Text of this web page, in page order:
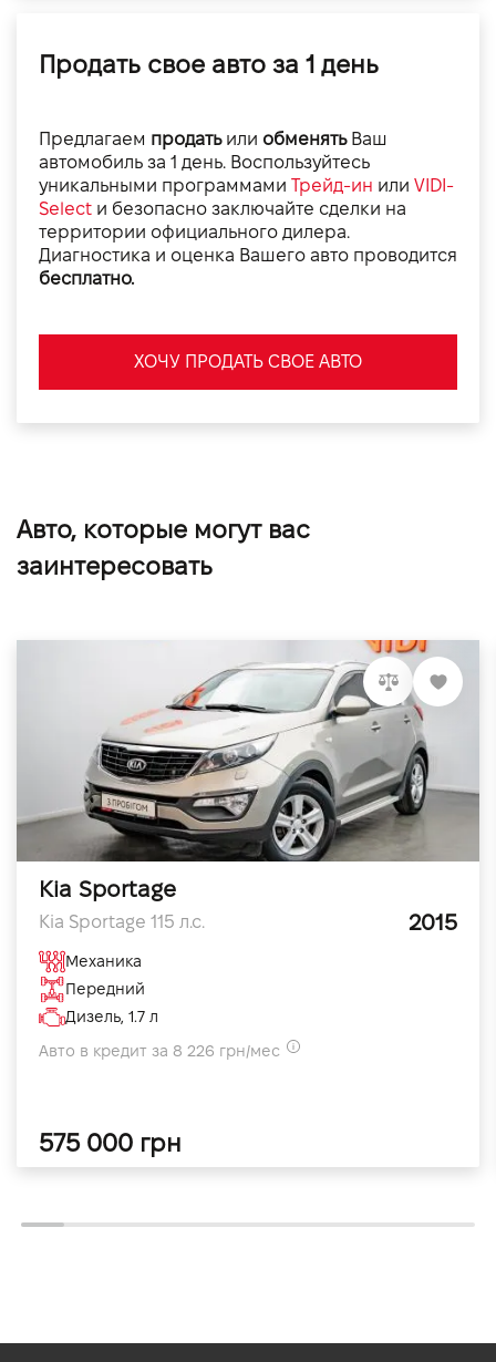
Продать свое авто за 1 день
Предлагаем продатьили обменятьВаш
автомобиль за 1 день. Воспользуйтесь
уникальными программами Трейд-ин или VIDI-
Select и безопасно заключайте сделки на
территории официального дилера.
Диагностика и оценка Вашего авто проводится
бесплатно.
ХОЧУ ПРОДАТЬ СВОЕ АВТО
Авто, которые могут вас
заинтересовать
Kia Sportage
Kia Sportage 115 л.с. 2015
Механика
Передний
Дизель, 1.7 л
Авто в кредит за 8 226 грн/мес
575 000 грн